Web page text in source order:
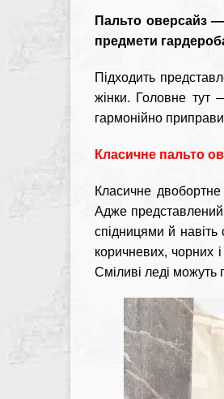
Пальто оверсайз —
предмети
Підходить
жінки. Головне тут
гармонійно
Класичне пальто
Класичне двобортне
Адже
спідницями й навіть
коричневих, чорних
Сміливі леді можуть